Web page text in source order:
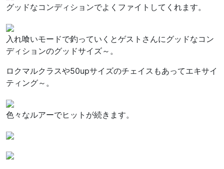
グッドなコンディションでよくファイトしてくれます。
入れ喰いモードで釣っていくとゲストさんにグッドなコン
ディションのグッドサイズ～。
ロクマルクラスや50upサイズのチェイスもあってエキサイ
ティング～。
色々なルアーでヒットが続きます。